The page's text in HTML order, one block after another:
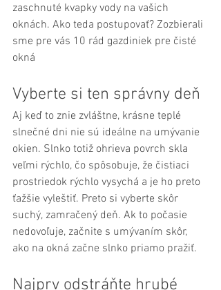
zaschnuté kvapky vody na vašich
oknách. Ako teda postupovať? Zozbierali
sme pre vás 10 rád gazdiniek pre čisté
okná
Vyberte si ten správny deň
Aj keď to znie zvláštne, krásne teplé
slnečné dni nie sú ideálne na umývanie
okien. Slnko totiž ohrieva povrch skla
veľmi rýchlo, čo spôsobuje, že čistiaci
prostriedok rýchlo vysychá a je ho preto
ťažšie vyleštiť. Preto si vyberte skôr
suchý, zamračený deň. Ak to počasie
nedovoľuje, začnite s umývaním skôr,
ako na okná začne slnko priamo pražiť.
Najprv odstráňte hrubé